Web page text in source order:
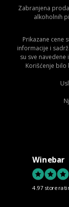
Zabranjena
alkoholnih
Prikazane cene
informacije i
su sve
Korišćenje
Winebar
4.97 store